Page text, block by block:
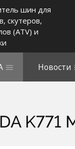
шин для
скутеров,
(ATV) и
Новости
K771